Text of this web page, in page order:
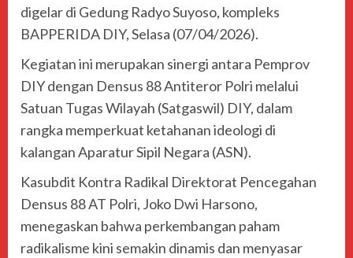
digelar di Gedung Radyo Suyoso, kompleks
BAPPERIDA DIY, Selasa (07/04/2026).
Kegiatan ini merupakan sinergi antara Pemprov
DIY dengan Densus 88 Antiteror Polri melalui
Satuan Tugas Wilayah (Satgaswil) DIY, dalam
rangka memperkuat ketahanan ideologi di
kalangan Aparatur Sipil Negara (ASN).
Kasubdit Kontra Radikal Direktorat Pencegahan
Densus 88 AT Polri, Joko Dwi Harsono,
menegaskan bahwa perkembangan paham
radikalisme kini semakin dinamis dan menyasar